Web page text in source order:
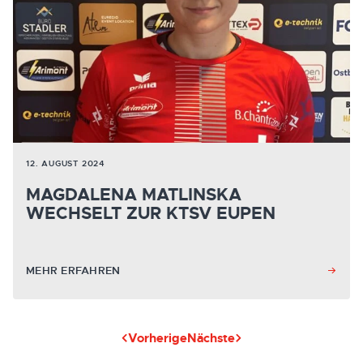
12. AUGUST 2024
MAGDALENA MATLINSKA
WECHSELT ZUR KTSV EUPEN
MEHR ERFAHREN
VorherigeNächste